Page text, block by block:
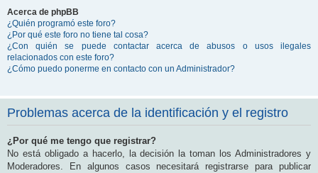
Acerca de phpBB
¿Quién programó este foro?
¿Por qué este foro no tiene tal cosa?
¿Con quién se puede contactar acerca de abusos o usos ilegales
relacionados con este foro?
¿Cómo puedo ponerme en contacto con un Administrador?
Problemas acerca de la identificación y el registro
¿Por qué me tengo que registrar?
No está obligado a hacerlo, la decisión la toman los Administradores y
Moderadores. En algunos casos necesitará registrarse para publicar